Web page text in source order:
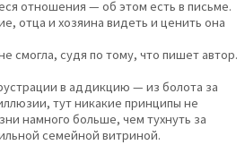
отношения — об этом есть в письме.
отца и хозяина видеть и ценить она
смогла, судя по тому, что пишет автор.
в аддикцию — из болота за
тут никакие принципы не
намного больше, чем тухнуть за
семейной витриной.